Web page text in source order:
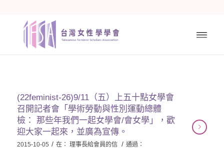
(22feminist-26)9/11（五）上五十點女學會
召開記者會「學術勞動與性別運動總體
檢： 那些年我們一起女學會/會女學」，歡
迎大家一起來，並廣為宣傳。
2015-10-05 / 在： 理事長給會員的信 / 通過：